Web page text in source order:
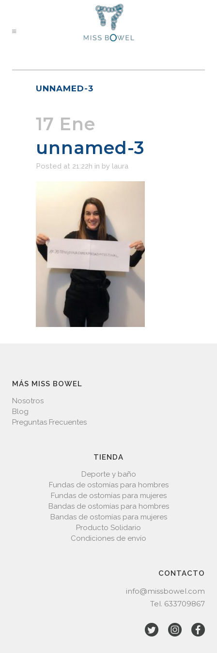
UNNAMED-3
17 Ene
unnamed-3
Posted at 21:22h in by laura
MÁS MISS BOWEL
Nosotros
Blog
Preguntas Frecuentes
TIENDA
Deporte y baño
Fundas de ostomías para hombres
Fundas de ostomías para mujeres
Bandas de ostomías para hombres
Bandas de ostomías para mujeres
Producto Solidario
Condiciones de envío
CONTACTO
info@missbowel.com
Tel. 633709867